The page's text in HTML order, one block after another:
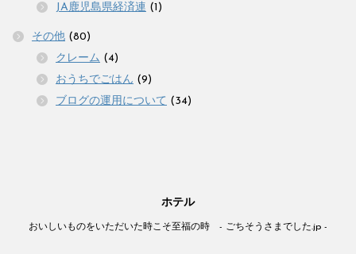
JA鹿児島県経済連 (1)
その他 (80)
クレーム (4)
おうちでごはん (9)
ブログの運用について (34)
ホテル
おいしいものをいただいた時こそ至福の時 - ごちそうさまでした.jp -